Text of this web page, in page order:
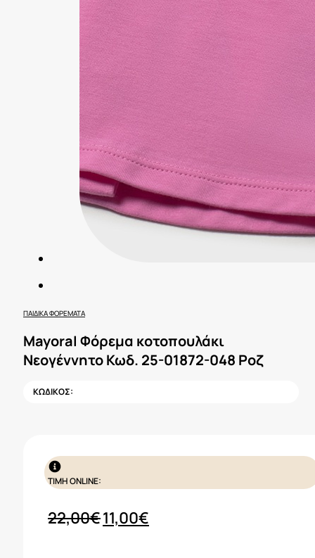
ΠΑΙΔΙΚΆ ΦΟΡΈΜΑΤΑ
Mayoral Φόρεμα κοτοπουλάκι
Νεογέννητο Κωδ. 25-01872-048 Ροζ
ΚΩΔΙΚΟΣ:
ΤΙΜΗ ONLINE:
22,00€Original
11,00€